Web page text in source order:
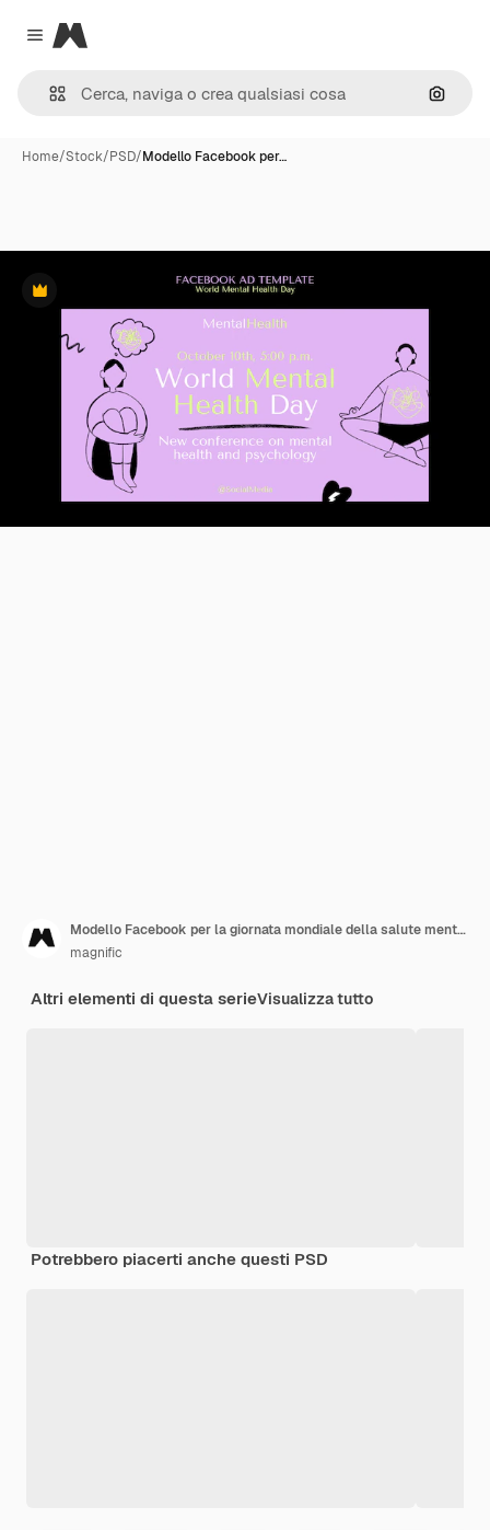
Close menu
Magnific
Cerca
Home/Stock/PSD/Modello Facebook per…
Premium
Modello Facebook per la giornata mondiale della salute mentale
magnific
Altri elementi di questa serieVisualizza tutto
Potrebbero piacerti anche questi PSD